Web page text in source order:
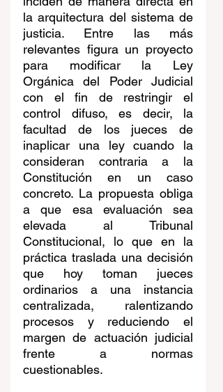
la arquitectura del sistema de
justicia. Entre las más
relevantes figura un proyecto
para modificar la Ley
Orgánica del Poder Judicial
con el fin de restringir el
control difuso, es decir, la
facultad de los jueces de
inaplicar una ley cuando la
consideran contraria a la
Constitución en un caso
concreto. La propuesta obliga
a que esa evaluación sea
elevada al Tribunal
Constitucional, lo que en la
práctica traslada una decisión
que hoy toman jueces
ordinarios a una instancia
centralizada, ralentizando
procesos y reduciendo el
margen de actuación judicial
frente a normas
cuestionables.